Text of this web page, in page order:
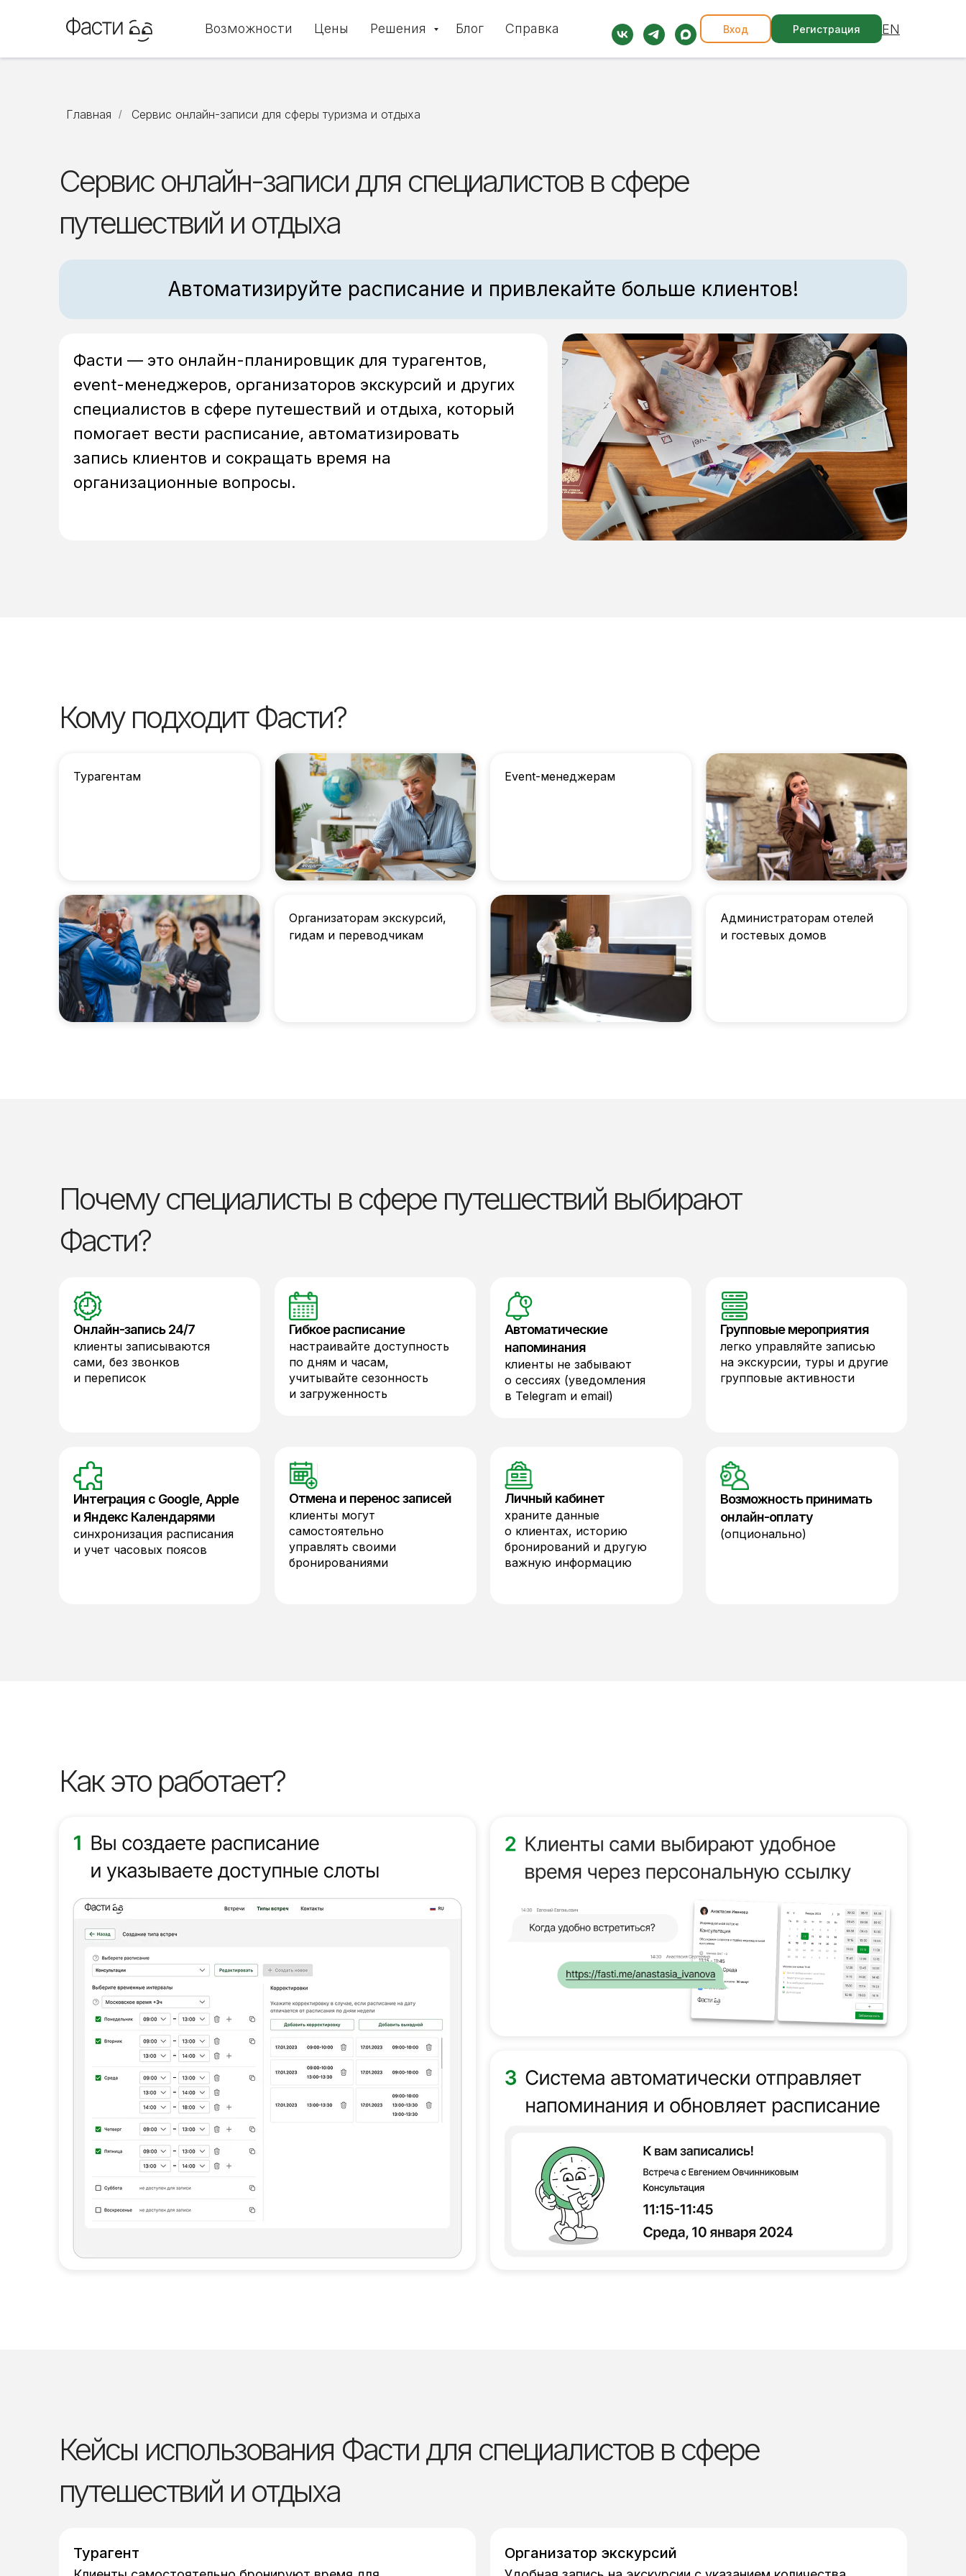
Возможности Цены Решения Блог Справка Вход Регистрация EN
Главная / Сервис онлайн-записи для сферы туризма и отдыха
Сервис онлайн-записи для специалистов в сфере
путешествий и отдыха
Фасти — это онлайн-планировщик для турагентов,
event-менеджеров, организаторов экскурсий и других
специалистов в сфере путешествий и отдыха, который
помогает вести расписание, автоматизировать
запись клиентов и сокращать время на
организационные вопросы.
Автоматизируйте расписание и привлекайте больше клиентов!
Кому подходит Фасти?
Администраторам отелей
и гостевых домов
Организаторам экскурсий,
гидам и переводчикам
Турагентам Event-менеджерам
Почему специалисты в сфере путешествий выбирают
Фасти?
Автоматические
напоминания
клиенты не забывают
о сессиях (уведомления
в Telegram и email)
Групповые мероприятия
легко управляйте записью
на экскурсии, туры и другие
групповые активности
Возможность принимать
онлайн-оплату
(опционально)
Личный кабинет
храните данные
о клиентах, историю
бронирований и другую
важную информацию
Отмена и перенос записей
клиенты могут
самостоятельно
управлять своими
бронированиями
Интеграция с Google, Apple
и Яндекс Календарями
синхронизация расписания
и учет часовых поясов
Онлайн-запись 24/7
клиенты записываются
сами, без звонков
и переписок
Гибкое расписание
настраивайте доступность
по дням и часам,
учитывайте сезонность
и загруженность
Как это работает?
Турагент Организатор экскурсий
Кейсы использования Фасти для специалистов в сфере
путешествий и отдыха